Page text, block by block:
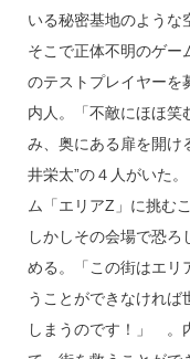
いる秘密基地のような
そこで正体不明のゲー
のテストプレイヤーを
内人。「不敵にほほ笑
み、奥にある扉を開け
井栄太”の４人がいた
ム「エリアZ」に挑むこ
しかしその会場で恐
める。「この街はエ
うことができなければ
しまうのです！」 。